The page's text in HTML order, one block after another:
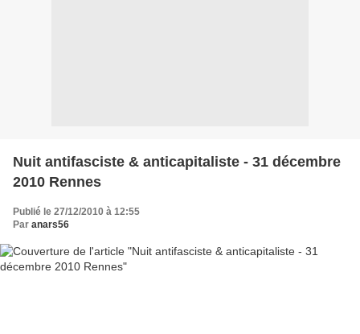
Nuit antifasciste & anticapitaliste - 31 décembre
2010 Rennes
Publié le 27/12/2010 à 12:55
Par anars56